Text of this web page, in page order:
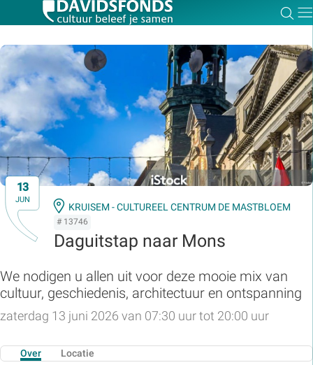
13
JUN
KRUISEM - CULTUREEL CENTRUM DE MASTBLOEM
# 13746
Daguitstap naar Mons
We nodigen u allen uit voor deze mooie mix van
cultuur, geschiedenis, architectuur en ontspanning
zaterdag 13 juni 2026 van 07:30 uur tot 20:00 uur
Over Locatie
Zoeken